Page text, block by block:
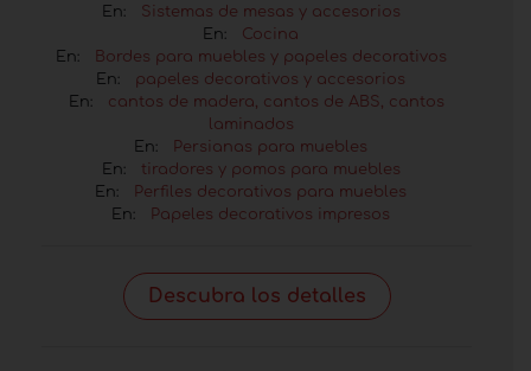
En:
Sistemas de mesas y accesorios
En: Cocina
En:
Bordes para muebles y papeles decorativos
En: papeles decorativos y accesorios
En: cantos de madera, cantos de ABS, cantos
laminados
En:
Persianas para muebles
En:
tiradores y pomos para muebles
En:
Perfiles decorativos para muebles
En:
Papeles decorativos impresos
Descubra los detalles